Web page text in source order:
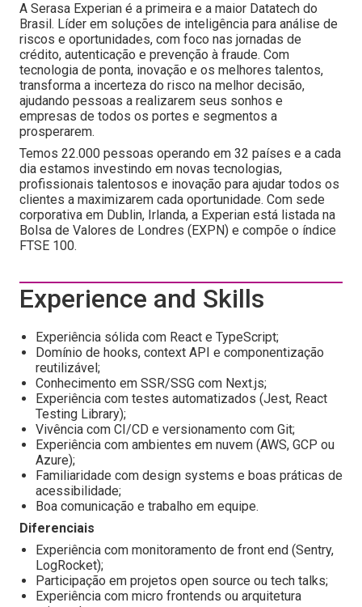
A Serasa Experian é a primeira e a maior Datatech do
Brasil. Líder em soluções de inteligência para análise de
riscos e oportunidades, com foco nas jornadas de
crédito, autenticação e prevenção à fraude. Com
tecnologia de ponta, inovação e os melhores talentos,
transforma a incerteza do risco na melhor decisão,
ajudando pessoas a realizarem seus sonhos e
empresas de todos os portes e segmentos a
prosperarem.
Temos 22.000 pessoas operando em 32 países e a cada
dia estamos investindo em novas tecnologias,
profissionais talentosos e inovação para ajudar todos os
clientes a maximizarem cada oportunidade. Com sede
corporativa em Dublin, Irlanda, a Experian está listada na
Bolsa de Valores de Londres (EXPN) e compõe o índice
FTSE 100.
Experience and Skills
Experiência sólida com React e TypeScript;
Domínio de hooks, context API e componentização
reutilizável;
Conhecimento em SSR/SSG com Next.js;
Experiência com testes automatizados (Jest, React
Testing Library);
Vivência com CI/CD e versionamento com Git;
Experiência com ambientes em nuvem (AWS, GCP ou
Azure);
Familiaridade com design systems e boas práticas de
acessibilidade;
Boa comunicação e trabalho em equipe.
Diferenciais
Experiência com monitoramento de front end (Sentry,
LogRocket);
Participação em projetos open source ou tech talks;
Experiência com micro frontends ou arquitetura